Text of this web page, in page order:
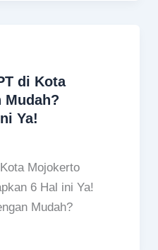
di Kota
Mudah?
Ya!
Mojokerto
6 Hal ini Ya!
Mudah?